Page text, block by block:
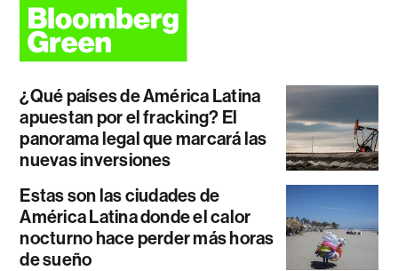
¿Qué países de América Latina
apuestan por el fracking? El
panorama legal que marcará las
nuevas inversiones
Estas son las ciudades de
América Latina donde el calor
nocturno hace perder más horas
de sueño